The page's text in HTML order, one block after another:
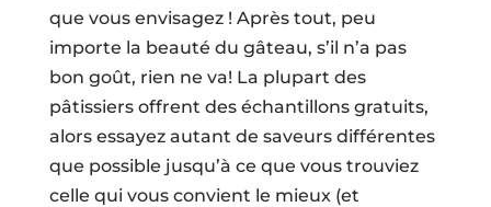
que vous envisagez ! Après tout, peu
importe la beauté du gâteau, s’il n’a pas
bon goût, rien ne va! La plupart des
pâtissiers offrent des échantillons gratuits,
alors essayez autant de saveurs différentes
que possible jusqu’à ce que vous trouviez
celle qui vous convient le mieux (et